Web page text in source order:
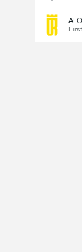
Al